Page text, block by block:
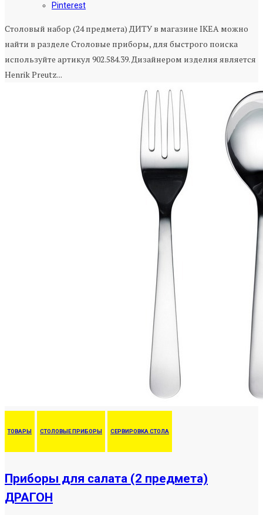
Pinterest
Столовый набор (24 предмета) ДИТУ в магазине IKEA можно
найти в разделе Столовые приборы, для быстрого поиска
используйте артикул 902.584.39. Дизайнером изделия является
Henrik Preutz...
ТОВАРЫ СТОЛОВЫЕ ПРИБОРЫ СЕРВИРОВКА СТОЛА
Приборы для салата (2 предмета)
ДРАГОН